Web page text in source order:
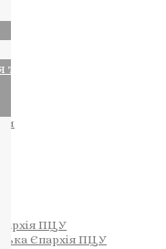
ПЦУ
Єпархія ПЦУ
за